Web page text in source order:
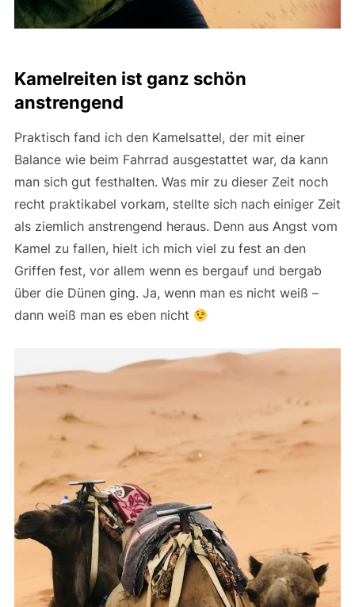
Kamelreiten ist ganz schön
anstrengend
Praktisch fand ich den Kamelsattel, der mit einer
Balance wie beim Fahrrad ausgestattet war, da kann
man sich gut festhalten. Was mir zu dieser Zeit noch
recht praktikabel vorkam, stellte sich nach einiger Zeit
als ziemlich anstrengend heraus. Denn aus Angst vom
Kamel zu fallen, hielt ich mich viel zu fest an den
Griffen fest, vor allem wenn es bergauf und bergab
über die Dünen ging. Ja, wenn man es nicht weiß –
dann weiß man es eben nicht